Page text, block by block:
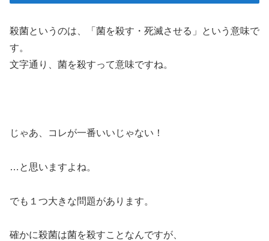
殺菌というのは、 「菌を殺す・死滅させる」
という意味で
す。
文字通り、菌を殺すって意味ですね。
じゃあ、コレが一番いいじゃない！
…と思いますよね。
でも１つ大きな問題があります。
確かに殺菌は菌を殺すことなんですが、